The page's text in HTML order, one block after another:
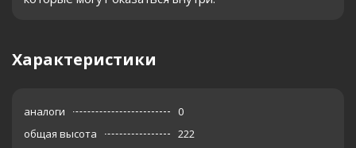
Характеристики
аналоги
0
общая высота
222